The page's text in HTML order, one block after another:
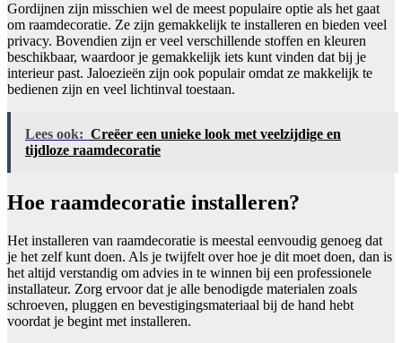
Gordijnen zijn misschien wel de meest populaire optie als het gaat
om raamdecoratie. Ze zijn gemakkelijk te installeren en bieden veel
privacy. Bovendien zijn er veel verschillende stoffen en kleuren
beschikbaar, waardoor je gemakkelijk iets kunt vinden dat bij je
interieur past. Jaloezieën zijn ook populair omdat ze makkelijk te
bedienen zijn en veel lichtinval toestaan.
Lees ook: Creëer een unieke look met veelzijdige en
tijdloze raamdecoratie
Hoe raamdecoratie installeren?
Het installeren van raamdecoratie is meestal eenvoudig genoeg dat
je het zelf kunt doen. Als je twijfelt over hoe je dit moet doen, dan is
het altijd verstandig om advies in te winnen bij een professionele
installateur. Zorg ervoor dat je alle benodigde materialen zoals
schroeven, pluggen en bevestigingsmateriaal bij de hand hebt
voordat je begint met installeren.